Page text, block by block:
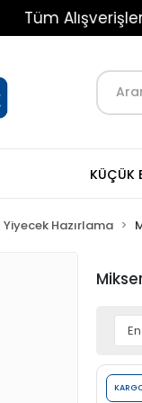
Tüm
KÜÇÜK
Yiyecek Hazırlama